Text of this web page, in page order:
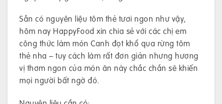
Sẵn có nguyên liệu tôm thẻ tươi ngon như vậy,
hôm nay HappyFood xin chia sẻ với các chị em
công thức làm món Canh đọt khổ qua rừng tôm
thẻ nha – tuy cách làm rất đơn giản nhưng hương
vị thơm ngon của món ăn này chắc chắn sẽ khiến
mọi người bất ngờ đó.